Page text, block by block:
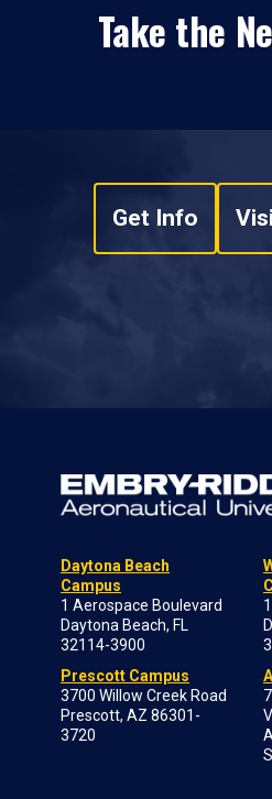
Take the
Get Info
Daytona Beach
Campus
1 Aerospace Boulevard
Daytona Beach, FL
32114-3900
Prescott Campus
3700 Willow Creek Road
Prescott, AZ 86301-
3720